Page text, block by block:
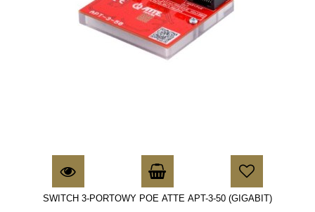
SWITCH 3-PORTOWY POE ATTE APT-3-50 (GIGABIT)